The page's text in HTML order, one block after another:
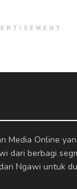
Media Online
dari berbagi
Ngawi untuk